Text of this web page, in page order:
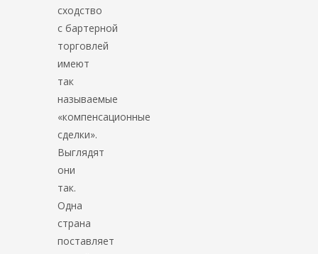
сходство
с бартерной
торговлей
имеют
так
называемые
«компенсационные
сделки».
Выглядят
они
так.
Одна
страна
поставляет